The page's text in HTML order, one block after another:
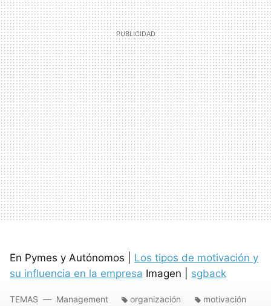
En Pymes y Autónomos | Los tipos de motivación y
su influencia en la empresa Imagen | sgback
TEMAS Management organización motivación